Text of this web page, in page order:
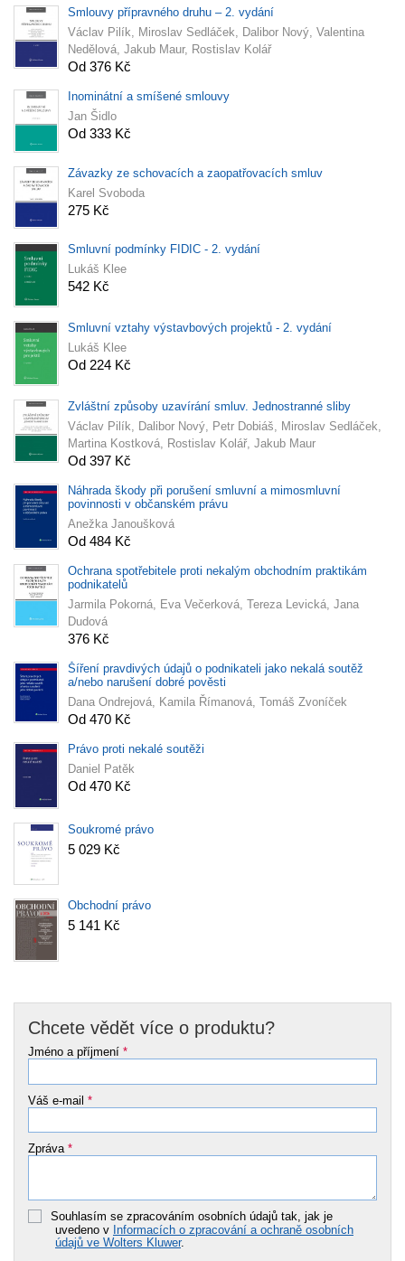
Smlouvy přípravného druhu – 2. vydání
Václav Pilík, Miroslav Sedláček, Dalibor Nový, Valentina
Nedělová, Jakub Maur, Rostislav Kolář
Od 376 Kč
Inominátní a smíšené smlouvy
Jan Šidlo
Od 333 Kč
Závazky ze schovacích a zaopatřovacích smluv
Karel Svoboda
275 Kč
Smluvní podmínky FIDIC - 2. vydání
Lukáš Klee
542 Kč
Smluvní vztahy výstavbových projektů - 2. vydání
Lukáš Klee
Od 224 Kč
Zvláštní způsoby uzavírání smluv. Jednostranné sliby
Václav Pilík, Dalibor Nový, Petr Dobiáš, Miroslav Sedláček,
Martina Kostková, Rostislav Kolář, Jakub Maur
Od 397 Kč
Náhrada škody při porušení smluvní a mimosmluvní
povinnosti v občanském právu
Anežka Janoušková
Od 484 Kč
Ochrana spotřebitele proti nekalým obchodním praktikám
podnikatelů
Jarmila Pokorná, Eva Večerková, Tereza Levická, Jana
Dudová
376 Kč
Šíření pravdivých údajů o podnikateli jako nekalá soutěž
a/nebo narušení dobré pověsti
Dana Ondrejová, Kamila Římanová, Tomáš Zvoníček
Od 470 Kč
Právo proti nekalé soutěži
Daniel Patěk
Od 470 Kč
Soukromé právo
5 029 Kč
Obchodní právo
5 141 Kč
Chcete vědět více o produktu?
Jméno a příjmení *
Váš e-mail *
Zpráva *
Souhlasím se zpracováním osobních údajů tak, jak je
uvedeno v Informacích o zpracování a ochraně osobních
údajů ve Wolters Kluwer.